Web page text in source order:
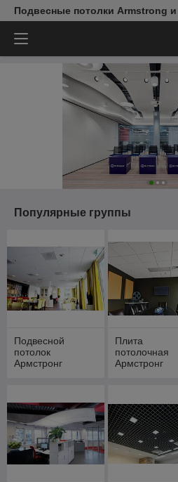
Подвесные потолки Armstrong
Популярные группы
Подвесной
потолок
Армстронг
Плита
потолочная
Армстронг